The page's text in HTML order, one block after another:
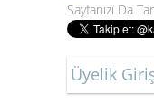
Sayfanızı Da
Üyelik